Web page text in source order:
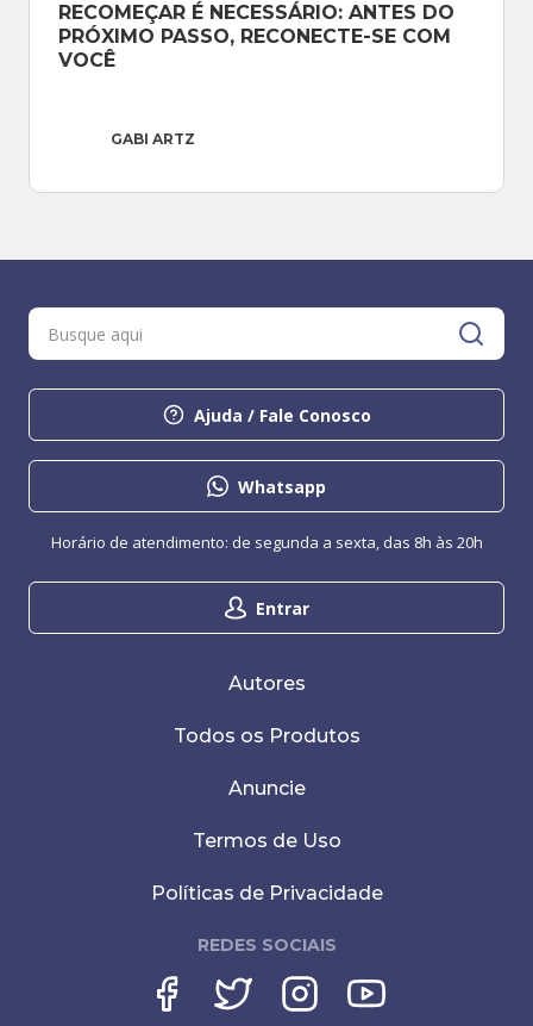
RECOMEÇAR É NECESSÁRIO: ANTES DO
PRÓXIMO PASSO, RECONECTE-SE COM
VOCÊ
GABI ARTZ
Ajuda / Fale Conosco
Whatsapp
Entrar
Horário de atendimento: de segunda a sexta, das 8h às 20h
Autores
Todos os Produtos
Anuncie
Termos de Uso
Políticas de Privacidade
REDES SOCIAIS